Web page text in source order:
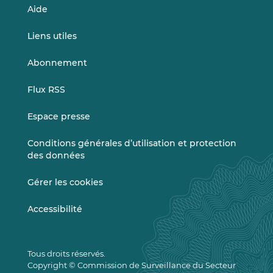
Aide
Liens utiles
Abonnement
Flux RSS
Espace presse
Conditions générales d’utilisation et protection
des données
Gérer les cookies
Accessibilité
Tous droits réservés.
Copyright © Commission de Surveillance du Secteur